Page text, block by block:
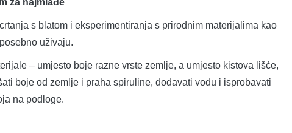
s blatom i eksperimentiranja s prirodnim materijalima kao
uživaju.
– umjesto boje razne vrste zemlje, a umjesto kistova lišće,
boje od zemlje i praha spiruline, dodavati vodu i isprobavati
na podloge.